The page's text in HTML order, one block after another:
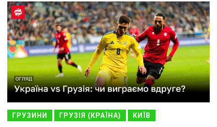
ГРУЗИНИ ГРУЗІЯ (КРАЇНА) КИЇВ